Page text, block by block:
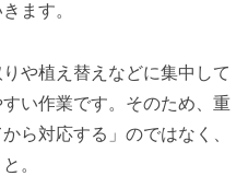
ます。
や植え替えなどに集中して
い作業です。そのため、重
ら対応する」のではなく、
。